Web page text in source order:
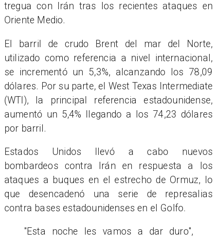
tregua con Irán tras los recientes ataques en
Oriente Medio.
El barril de crudo Brent del mar del Norte,
utilizado como referencia a nivel internacional,
se incrementó un 5,3%, alcanzando los 78,09
dólares. Por su parte, el West Texas Intermediate
(WTI), la principal referencia estadounidense,
aumentó un 5,4% llegando a los 74,23 dólares
por barril.
Estados Unidos llevó a cabo nuevos
bombardeos contra Irán en respuesta a los
ataques a buques en el estrecho de Ormuz, lo
que desencadenó una serie de represalias
contra bases estadounidenses en el Golfo.
"Esta noche les vamos a dar duro",